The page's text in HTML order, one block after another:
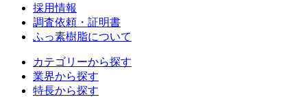
採用情報
調査依頼・証明書
ふっ素樹脂について
カテゴリーから探す
業界から探す
特長から探す